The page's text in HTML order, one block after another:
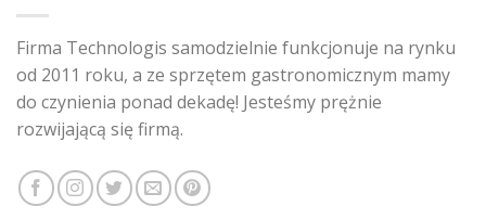
Firma Technologis samodzielnie funkcjonuje na rynku
od 2011 roku, a ze sprzętem gastronomicznym mamy
do czynienia ponad dekadę! Jesteśmy prężnie
rozwijającą się firmą.